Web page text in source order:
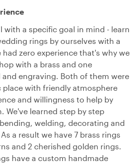
with a specific goal in mind - learn
rings by ourselves with a
had zero experience that's why we
with a brass and one
engraving. Both of them were
place with friendly atmosphere
and willingness to help by
We've learned step by step
welding, decorating and
a result we have 7 brass rings
and 2 cherished golden rings.
have a custom handmade